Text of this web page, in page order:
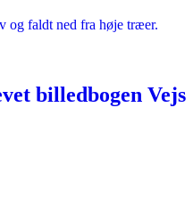
og faldt ned fra høje træer.
billedbogen Vejs